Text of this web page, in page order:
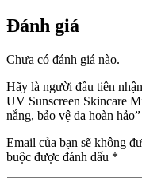
Đánh giá
Chưa có đánh giá nào.
Hãy là người đầu tiên
UV Sunscreen Skincare
nắng, bảo vệ da hoàn hảo”
Email của bạn sẽ không
buộc được đánh dấu *